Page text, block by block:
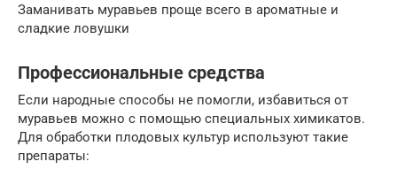
Заманивать муравьев проще всего в ароматные и
сладкие ловушки
Профессиональные средства
Если народные способы не помогли, избавиться от
муравьев можно с помощью специальных химикатов.
Для обработки плодовых культур используют такие
препараты: